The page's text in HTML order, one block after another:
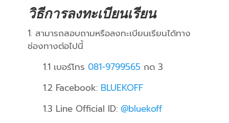
วิธีการลงทะเบียนเรียน
1. สามารถสอบถามหรือลงทะเบียนเรียนได้ทาง
ช่องทางต่อไปนี้
1.1 เบอร์โทร 081-9799565 กด 3
1.2 Facebook: BLUEKOFF
1.3 Line Official ID: @bluekoff